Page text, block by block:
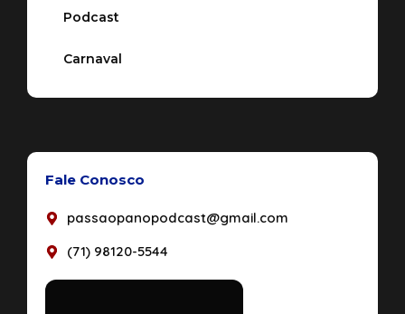
Podcast
Carnaval
Fale Conosco
passaopanopodcast@gmail.com
(71) 98120-5544